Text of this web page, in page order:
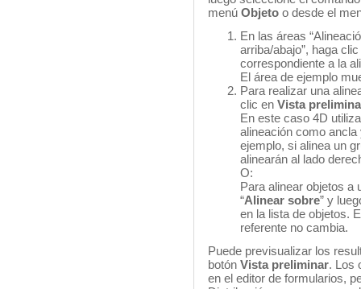
menú Objeto o desde el
En las áreas
arriba/abajo”, haga
correspondiente a la
El área de ejemplo
Para realizar una
clic en Vista
En este caso 4D
alineación como
ejemplo, si alinea un
alinearán al lado
O:
Para alinear objetos a
“Alinear sobre” y
en la lista de objetos.
referente no cambia.
Puede previsualizar los
botón Vista preliminar. Los
en el editor de formularios,